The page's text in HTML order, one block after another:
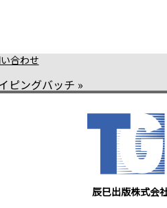
合わせ
ピングバッチ »
辰巳出版株式会